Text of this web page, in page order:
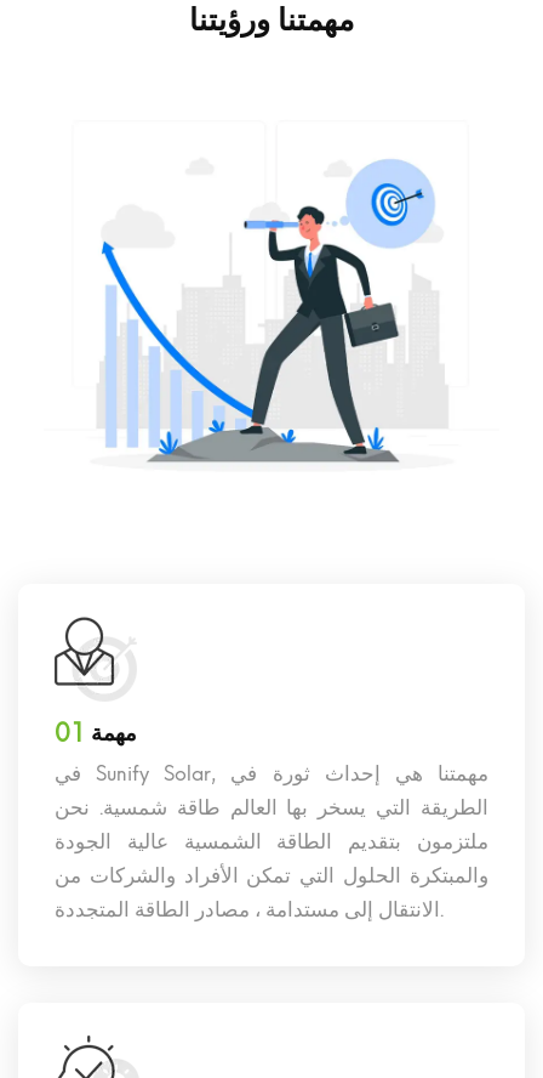
مهمتنا ورؤيتنا
01 مهمة
في Sunify Solar, مهمتنا هي إحداث ثورة في
الطريقة التي يسخر بها العالم طاقة شمسية. نحن
ملتزمون بتقديم الطاقة الشمسية عالية الجودة
والمبتكرة الحلول التي تمكن الأفراد والشركات من
الانتقال إلى مستدامة ، مصادر الطاقة المتجددة.